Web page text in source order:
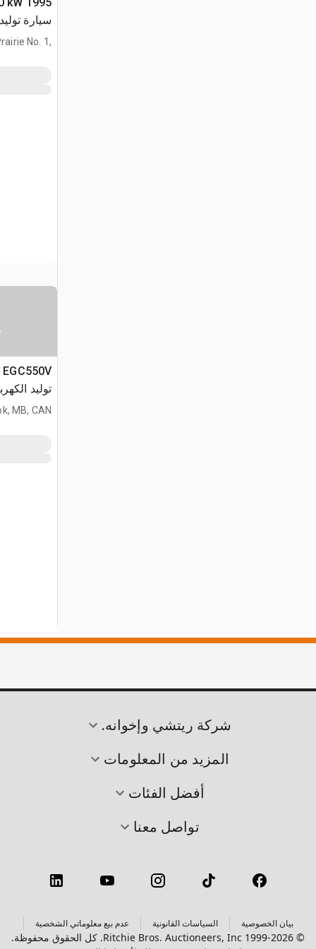
سيارة
No. 1,
توليد
MB, CAN
شركة ريتشي وإخوانه.
المزيد من المعلومات
أفضل الفئات
تواصل معنا
بيان الخصوصية السياسات القانونية عدم بيع معلوماتي الشخصية
© 1999-2026 Ritchie Bros. Auctioneers, Inc. كل الحقوق محفوظة.